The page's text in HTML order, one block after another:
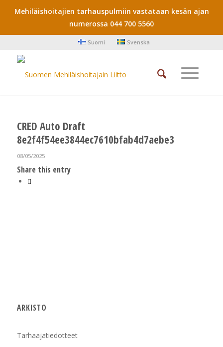
Mehiläishoitajien tarhauspulmiin vastataan kesän ajan
numerossa 044 700 5560
Suomi Svenska
CRED Auto Draft
8e2f4f54ee3844ec7610bfab4d7aebe3
08/05/2025
Share this entry
ARKISTO
Tarhaajatiedotteet